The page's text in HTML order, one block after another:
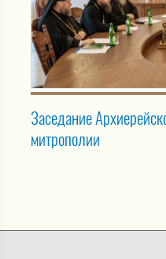
Заседание
митрополии